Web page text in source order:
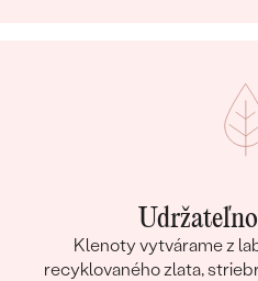
Klenoty vytvárame z
recyklovaného zlata,